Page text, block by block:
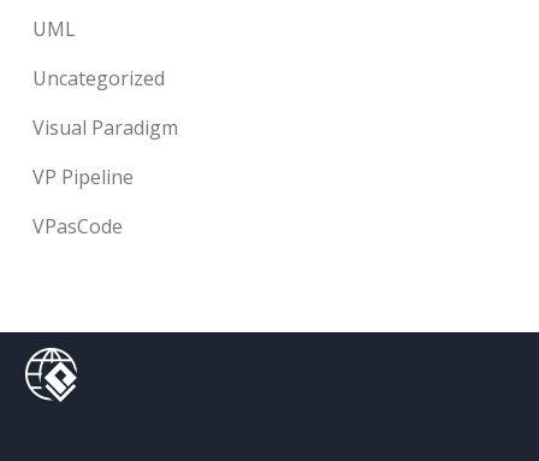
UML
Uncategorized
Visual Paradigm
VP Pipeline
VPasCode